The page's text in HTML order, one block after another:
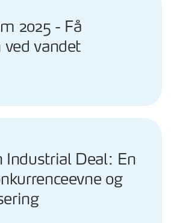
2025 - Få
vandet
Industrial Deal: En
og